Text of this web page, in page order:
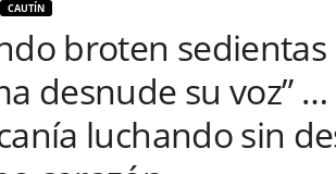
CAUTÍN
broten sedientas
desnude su voz”
luchando sin